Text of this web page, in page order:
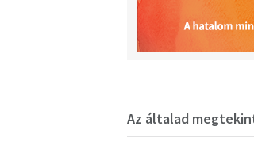
Az általad